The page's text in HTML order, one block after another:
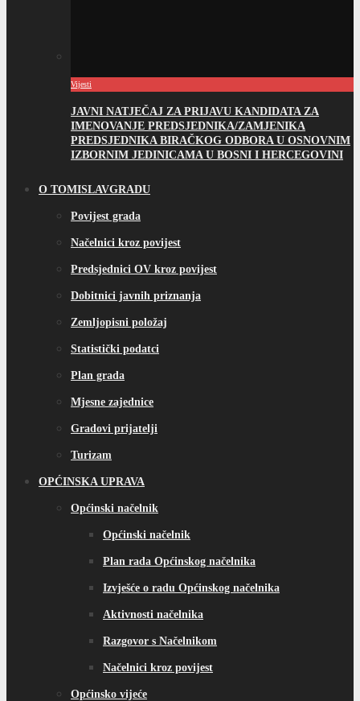
Vijesti
JAVNI NATJEČAJ ZA PRIJAVU KANDIDATA ZA
IMENOVANJE PREDSJEDNIKA/ZAMJENIKA
PREDSJEDNIKA BIRAČKOG ODBORA U OSNOVNIM
IZBORNIM JEDINICAMA U BOSNI I HERCEGOVINI
O TOMISLAVGRADU
Povijest grada
Načelnici kroz povijest
Predsjednici OV kroz povijest
Dobitnici javnih priznanja
Zemljopisni položaj
Statistički podatci
Plan grada
Mjesne zajednice
Gradovi prijatelji
Turizam
OPĆINSKA UPRAVA
Općinski načelnik
Općinski načelnik
Plan rada Općinskog načelnika
Izvješće o radu Općinskog načelnika
Aktivnosti načelnika
Razgovor s Načelnikom
Načelnici kroz povijest
Općinsko vijeće